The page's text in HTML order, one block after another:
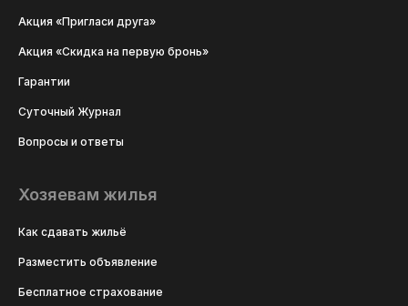
Акция «Пригласи друга»
Акция «Скидка на первую бронь»
Гарантии
Суточный Журнал
Вопросы и ответы
Хозяевам жилья
Как сдавать жильё
Разместить объявление
Бесплатное страхование